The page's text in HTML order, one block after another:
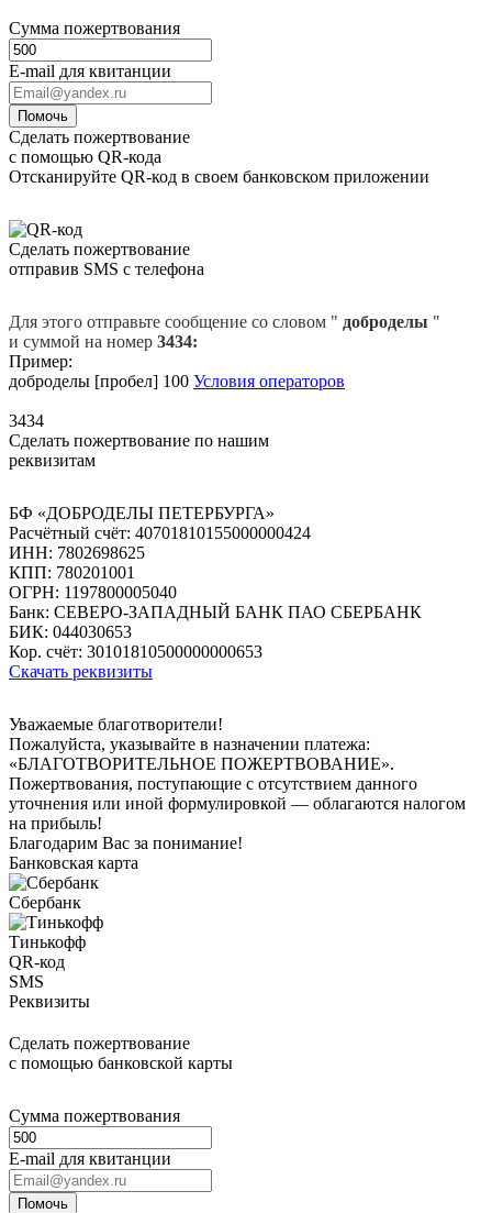
Сумма пожертвования
E-mail для квитанции
Помочь
Сделать пожертвование
с помощью QR-кода
Отсканируйте QR-код в своем банковском приложении
Сделать пожертвование
отправив SMS с телефона
Для этого отправьте сообщение со словом " доброделы "
и суммой на номер 3434:
Пример:
доброделы [пробел] 100 Условия операторов
3434
Сделать пожертвование по нашим
реквизитам
БФ «ДОБРОДЕЛЫ ПЕТЕРБУРГА»
Расчётный счёт: 40701810155000000424
ИНН: 7802698625
КПП: 780201001
ОГРН: 1197800005040
Банк: СЕВЕРО-ЗАПАДНЫЙ БАНК ПАО СБЕРБАНК
БИК: 044030653
Кор. счёт: 30101810500000000653
Скачать реквизиты
Уважаемые благотворители!
Пожалуйста, указывайте в назначении платежа:
«БЛАГОТВОРИТЕЛЬНОЕ ПОЖЕРТВОВАНИЕ».
Пожертвования, поступающие с отсутствием данного
уточнения или иной формулировкой — облагаются налогом
на прибыль!
Благодарим Вас за понимание!
Банковская карта
Сбербанк
Тинькофф
QR-код
SMS
Реквизиты
Сделать пожертвование
с помощью банковской карты
Сумма пожертвования
E-mail для квитанции
Помочь